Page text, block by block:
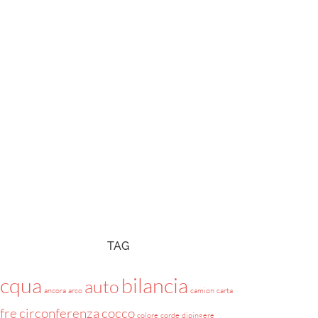
TAG
ancora arco autobilancia camion carta
circonferenzacocco colore corde dipingere